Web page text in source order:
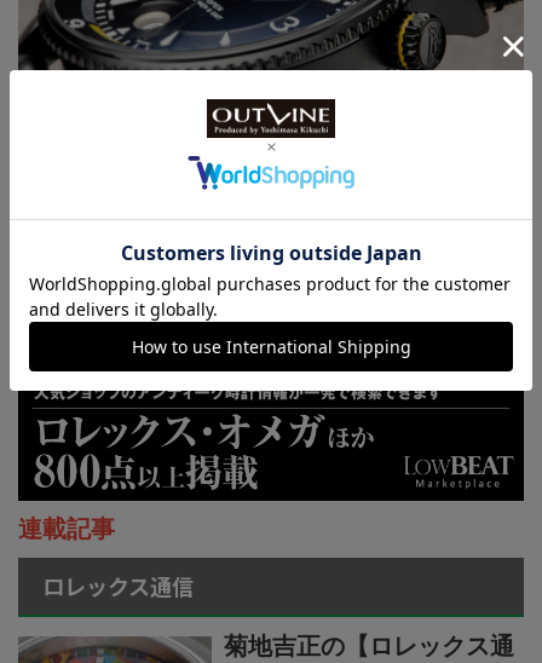
KUOE：総まとめ
連載記事
ロレックス通信
菊地吉正の【ロレックス通